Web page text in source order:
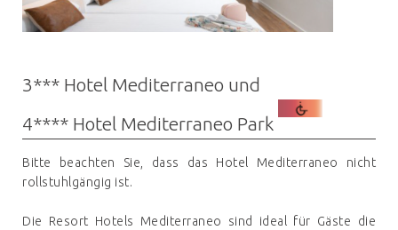
3*** Hotel Mediterraneo und
4**** Hotel Mediterraneo Park
Bitte beachten Sie, dass das Hotel Mediterraneo nicht
rollstuhlgängig ist.
Die Resort Hotels Mediterraneo sind ideal für Gäste die